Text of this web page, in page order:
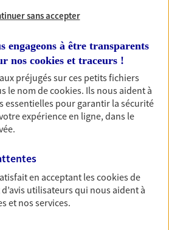
grâce à votre épargne : achat
enfants ou voyage autour
à votre rythme et
votre profil.
sans accepter
engageons à être transparents
nos cookies et traceurs !
préjugés sur ces petits fichiers
le nom decookies. Ils nous aident à
pour garantir la sécurité
expérience en ligne, dans le
en acceptant lescookiesde
utilisateurs qui nous aident à
et nos services.